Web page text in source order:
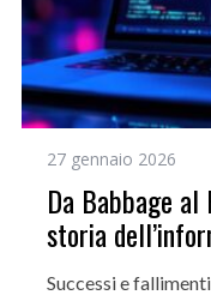
27 gennaio 2026
Da Babbage
storia
Successi e